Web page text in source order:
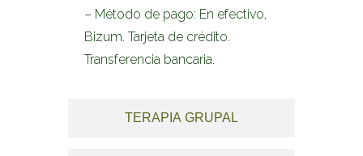
TERAPIA GRUPAL
– Método de pago: En efectivo,
Bizum. Tarjeta de crédito.
Transferencia bancaria.